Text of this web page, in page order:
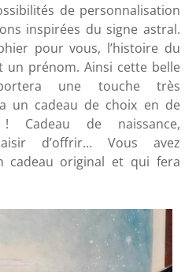
de personnalisation
inspirées du signe astral.
vous, l’histoire du
un prénom. Ainsi cette belle
une touche très
un cadeau de choix en de
Cadeau de naissance,
d’offrir… Vous avez
cadeau original et qui fera